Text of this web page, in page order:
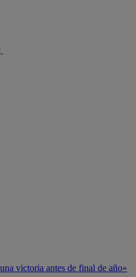
victoria antes de final de año»